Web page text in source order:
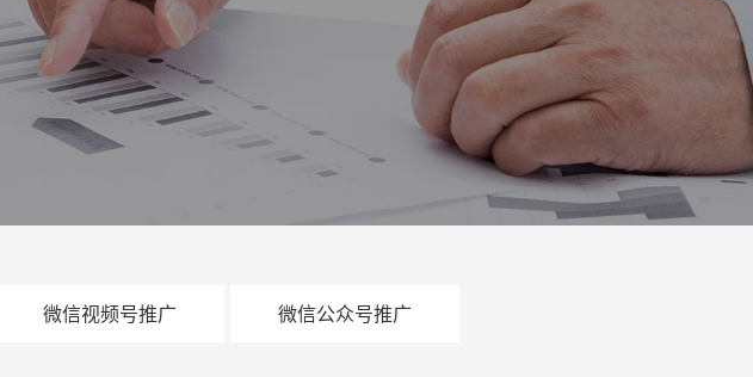
微信视频号推广 微信公众号推广